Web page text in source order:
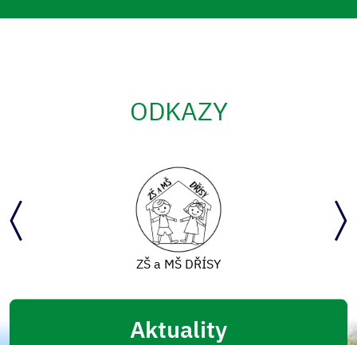
ODKAZY
Mapový portál
Aktuality